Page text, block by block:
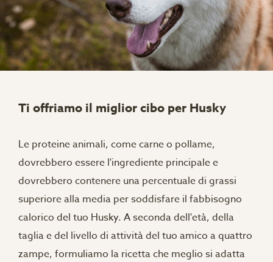
Ti offriamo il miglior cibo per Husky
Le proteine ​​animali, come carne o pollame,
dovrebbero essere l'ingrediente principale e
dovrebbero contenere una percentuale di grassi
superiore alla media per soddisfare il fabbisogno
calorico del tuo Husky. A seconda dell'età, della
taglia e del livello di attività del tuo amico a quattro
zampe, formuliamo la ricetta che meglio si adatta